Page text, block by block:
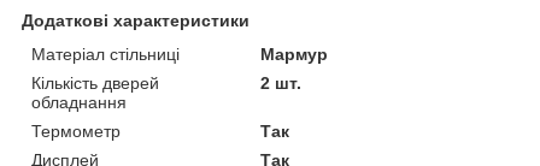
Додаткові характеристики
Матеріал стільниці
Мармур
Кількість дверей
обладнання
2 шт.
Термометр
Так
Дисплей
Так